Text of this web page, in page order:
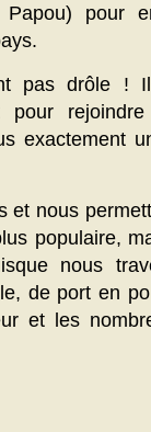
Papou) pour
pas drôle !
pour
exactement
et nous
populaire,
nous
de port en
et les